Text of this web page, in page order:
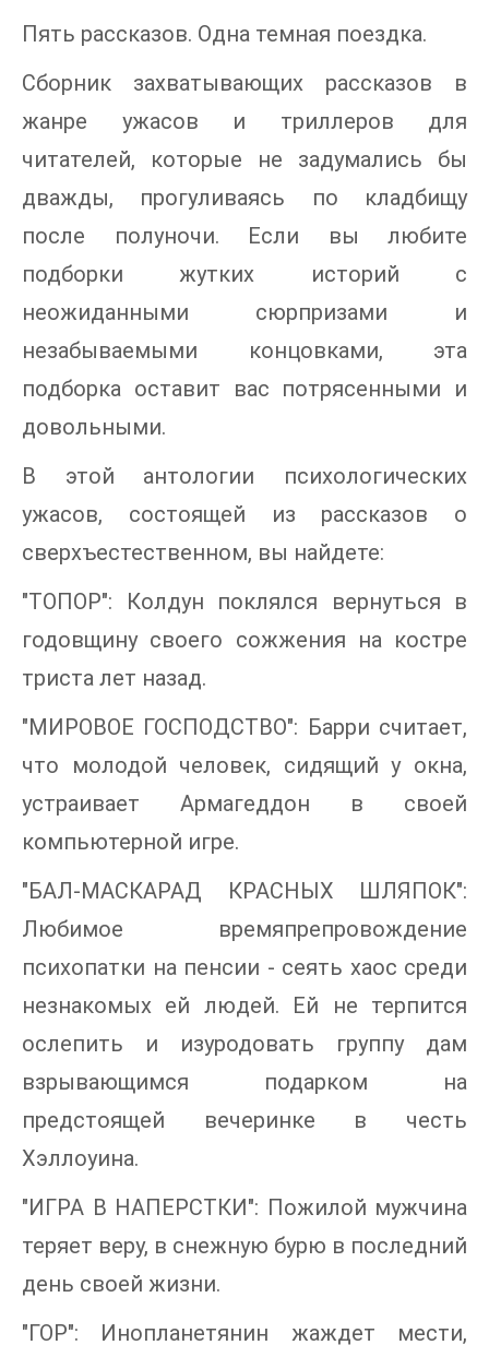
Пять рассказов. Одна темная поездка.
Сборник захватывающих рассказов в
жанре ужасов и триллеров для
читателей, которые не задумались бы
дважды, прогуливаясь по кладбищу
после полуночи. Если вы любите
подборки жутких историй с
неожиданными сюрпризами и
незабываемыми концовками, эта
подборка оставит вас потрясенными и
довольными.
В этой антологии психологических
ужасов, состоящей из рассказов о
сверхъестественном, вы найдете:
"ТОПОР": Колдун поклялся вернуться в
годовщину своего сожжения на костре
триста лет назад.
"МИРОВОЕ ГОСПОДСТВО": Барри считает,
что молодой человек, сидящий у окна,
устраивает Армагеддон в своей
компьютерной игре.
"БАЛ-МАСКАРАД КРАСНЫХ ШЛЯПОК":
Любимое времяпрепровождение
психопатки на пенсии - сеять хаос среди
незнакомых ей людей. Ей не терпится
ослепить и изуродовать группу дам
взрывающимся подарком на
предстоящей вечеринке в честь
Хэллоуина.
"ИГРА В НАПЕРСТКИ": Пожилой мужчина
теряет веру, в снежную бурю в последний
день своей жизни.
"ГОР": Инопланетянин жаждет мести,